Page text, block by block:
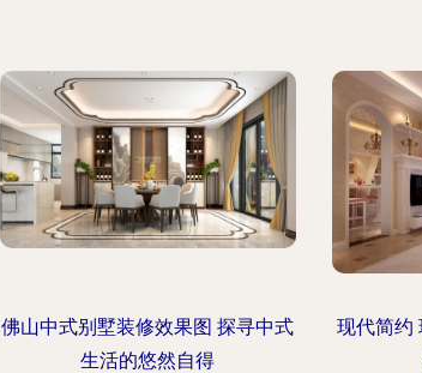
佛山中式别墅装修效果图 探寻中式
生活的悠然自得
现代简约